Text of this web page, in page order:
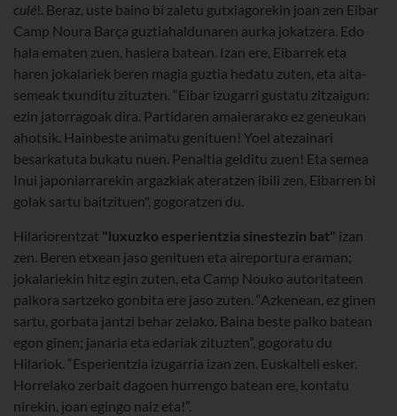
culé!. Beraz, uste baino bi zaletu gutxiagorekin joan zen Eibar
Camp Noura Barça guztiahaldunaren aurka jokatzera. Edo
hala ematen zuen, hasiera batean. Izan ere, Eibarrek eta
haren jokalariek beren magia guztia hedatu zuten, eta aita-
semeak txunditu zituzten. “Eibar izugarri gustatu zitzaigun:
ezin jatorragoak dira. Partidaren amaierarako ez geneukan
ahotsik. Hainbeste animatu genituen! Yoel atezainari
besarkatuta bukatu nuen. Penaltia gelditu zuen! Eta semea
Inui japoniarrarekin argazkiak ateratzen ibili zen, Eibarren bi
golak sartu baitzituen", gogoratzen du.
Hilariorentzat "luxuzko esperientzia sinestezin bat" izan
zen. Beren etxean jaso genituen eta aireportura eraman;
jokalariekin hitz egin zuten, eta Camp Nouko autoritateen
palkora sartzeko gonbita ere jaso zuten. “Azkenean, ez ginen
sartu, gorbata jantzi behar zelako. Baina beste palko batean
egon ginen; janaria eta edariak zituzten”, gogoratu du
Hilariok. “Esperientzia izugarria izan zen. Euskalteli esker.
Horrelako zerbait dagoen hurrengo batean ere, kontatu
nirekin, joan egingo naiz eta!”.